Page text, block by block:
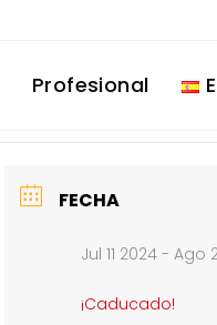
Profesional
FECHA
Jul 11 2024 - Ago
¡Caducado!